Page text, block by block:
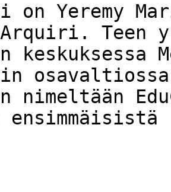
on Yeremy
Teen
nimeltään